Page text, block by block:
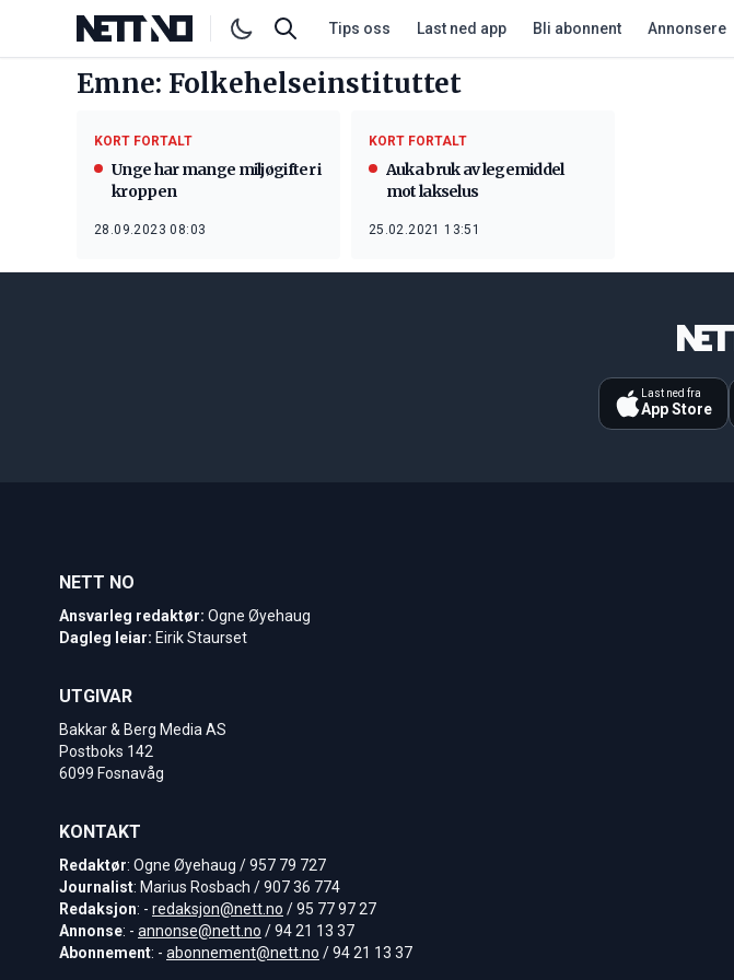
Tips oss Last ned app Bli abonnent Annonsere
Emne: Folkehelseinstituttet
KORT FORTALT
Unge har mange miljøgifter i
kroppen
28.09.2023 08:03
KORT FORTALT
Auka bruk av legemiddel
mot lakselus
25.02.2021 13:51
Last ned fra
App Store
NETT NO
Ansvarleg redaktør: Ogne Øyehaug
Dagleg leiar: Eirik Staurset
UTGIVAR
Bakkar & Berg Media AS
Postboks 142
6099 Fosnavåg
KONTAKT
Redaktør: Ogne Øyehaug / 957 79 727
Journalist: Marius Rosbach / 907 36 774
Redaksjon: - redaksjon@nett.no / 95 77 97 27
Annonse: - annonse@nett.no / 94 21 13 37
Abonnement: - abonnement@nett.no / 94 21 13 37